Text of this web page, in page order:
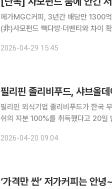
메가MGC커피, 3년간 배당만 1300
(非)사모펀드 빽다방·더벤티와 차이 확연 고물가 시대, 지갑이 얇은 소비자의 속을 달래준
주요 저가커피 프랜차이즈기업의 가
2026-04-29 15:45
필리핀 졸리비푸드, 샤브올
필리핀 외식기업 졸리비푸드가 한국
쉬의 지분 100%를 취득했다고 20일 밝혔다.
샤브올데이는 현재 전국 172개 매장
2026-04-20 09:04
‘가격만 싼’ 저가커피는 안녕